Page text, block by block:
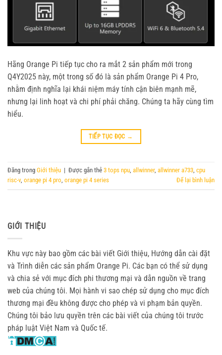
Hãng Orange Pi tiếp tục cho ra mắt 2 sản phẩm mới trong
Q4Y2025 này, một trong số đó là sản phẩm Orange Pi 4 Pro,
nhằm định nghĩa lại khái niệm máy tính cận biên mạnh mẽ,
nhưng lại linh hoạt và chi phí phải chăng. Chúng ta hãy cùng tìm
hiểu.
TIẾP TỤC ĐỌC →
Đăng trong Giới thiệu | Được gắn thẻ 3 tops npu, allwinner, allwinner a733, cpu
risc-v, orange pi 4 pro, orange pi 4 series Để lại bình luận
GIỚI THIỆU
Khu vực này bao gồm các bài viết Giới thiệu, Hướng dẫn cài đặt
và Trình diễn các sản phẩm Orange Pi. Các bạn có thể sử dụng
và chia sẻ với mục đích phi thương mại và dẫn nguồn về trang
web của chúng tôi. Mọi hành vi sao chép sử dụng cho mục đích
thương mại đều không được cho phép và vi phạm bản quyền.
Chúng tôi bảo lưu quyền trên các bài viết của chúng tôi trước
pháp luật Việt Nam và Quốc tế.